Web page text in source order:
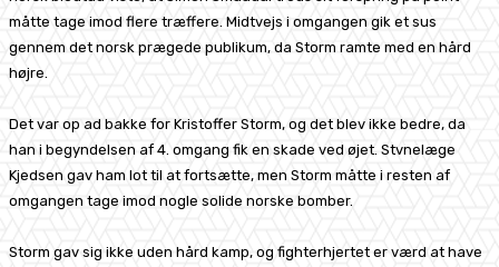
måtte tage imod flere træffere. Midtvejs i omgangen gik et sus
gennem det norsk prægede publikum, da Storm ramte med en hård
højre.
Det var op ad bakke for Kristoffer Storm, og det blev ikke bedre, da
han i begyndelsen af 4. omgang fik en skade ved øjet. Stvnelæge
Kjedsen gav ham lot til at fortsætte, men Storm måtte i resten af
omgangen tage imod nogle solide norske bomber.
Storm gav sig ikke uden hård kamp, og fighterhjertet er værd at have